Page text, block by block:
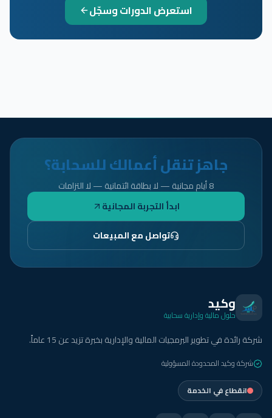
استعرض الدورات وسجّل
جاهز تنقل أعمالك للسحابة؟
8 أيام مجانية — لا بطاقة ائتمانية — لا التزامات
ابدأ التجربة المجانية
تواصل مع المبيعات
وكيد
حلول مالية وإدارية سحابية
شركة رائدة في تطوير البرمجيات المالية والإدارية بخبرة تزيد عن 15 عاماً.
شركة وكيد المحدودة المسؤولية
انقطاع في الخدمة